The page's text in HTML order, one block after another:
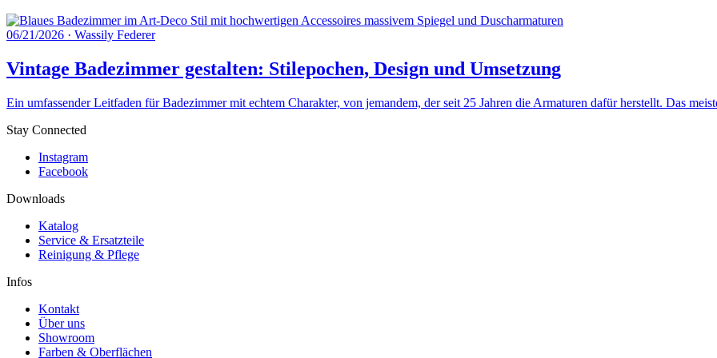
06/21/2026 · Wassily Federer
Vintage Badezimmer gestalten: Stilepochen, Design und Umsetzung
Ein umfassender Leitfaden für Badezimmer mit echtem Charakter, von jemandem, der seit 25 Jahren die Armaturen dafür herstellt. Das
Stay Connected
Instagram
Facebook
Downloads
Katalog
Service & Ersatzteile
Reinigung & Pflege
Infos
Kontakt
Über uns
Showroom
Farben & Oberflächen